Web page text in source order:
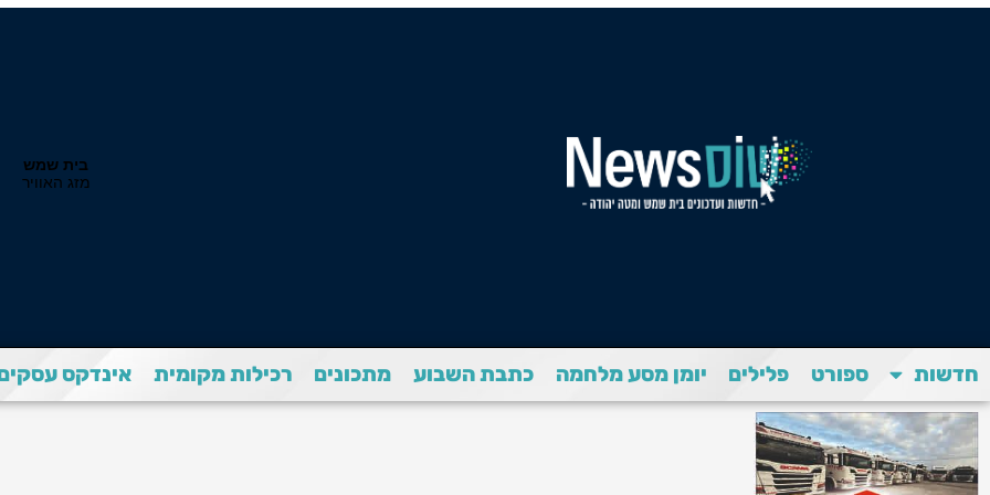
חדשות ספורט פלילים יומן מסע מלחמה כתבת השבוע מתכונים רכילות מקומית אינדקס